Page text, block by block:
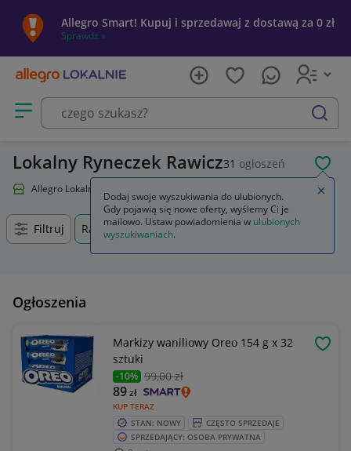
Allegro Smart! Kupuj i sprzedawaj z dostawą za 0 zł
Sprawdź »
Otwórz menu z kategoriami
szukaj
Lokalny Ryneczek Rawicz31 ogłoszeń
Allegro Lokalnie
Filtruj Rawicz, Wielkopolskie, +0 km
Ogłoszenia
Markizy waniliowy Oreo 154 g x 32
sztuki
-10% 99,00 zł
KUP TERAZ
89zł
STAN: NOWY
CZĘSTO SPRZEDAJE
SPRZEDAJĄCY: OSOBA PRYWATNA
Dodaj swoje wyszukiwania do ulubionych.
Gdy pojawią się nowe oferty, wyślemy Ci je
mailowo. Ustaw powiadomienia w ulubionych
wyszukiwaniach.